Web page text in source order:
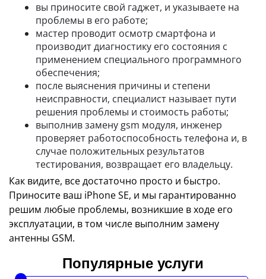
вы приносите свой гаджет, и указываете на
проблемы в его работе;
мастер проводит осмотр смартфона и
производит диагностику его состояния с
применением специального программного
обеспечения;
после выяснения причины и степени
неисправности, специалист называет пути
решения проблемы и стоимость работы;
выполнив замену gsm модуля, инженер
проверяет работоспособность телефона и, в
случае положительных результатов
тестирования, возвращает его владельцу.
Как видите, все достаточно просто и быстро.
Приносите ваш iPhone SE, и мы гарантированно
решим любые проблемы, возникшие в ходе его
эксплуатации, в том числе выполним замену
антенны GSM.
Популярные услуги